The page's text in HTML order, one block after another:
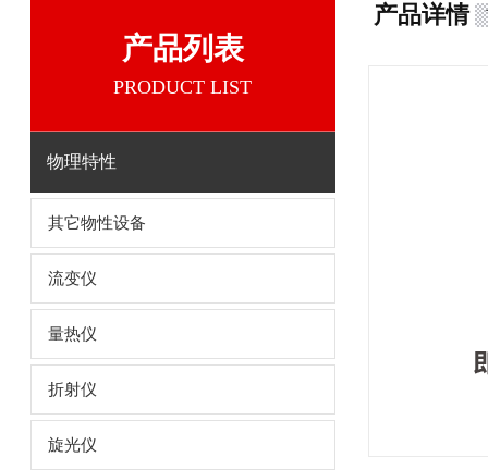
产品列表
PRODUCT LIST
物理特性
其它物性设备
流变仪
量热仪
折射仪
旋光仪
产品详情